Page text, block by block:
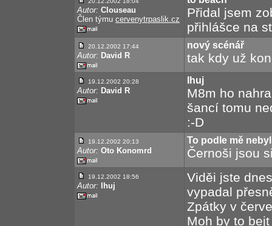
Autor: Clouseau
Člen týmu cervenytrpaslik.cz
Přidal jsem
přihlášce na
20.12.2002 17:44
Autor: David R
nový scénář
tak kdy už
19.12.2002 20:28
Autor: David R
Ihuj
M8m ho
šancí tomu
:-D
19.12.2002 20:13
Autor: Oto Konomrd
To podle mě
Černoši jsou
19.12.2002 18:56
Autor: Ihuj
Viděi jste
vypadal
Zpátky v
Moh by to